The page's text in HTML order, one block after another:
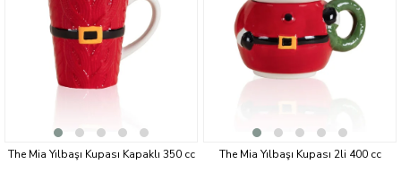
The Mia Yılbaşı Kupası Kapaklı 350 cc The Mia Yılbaşı Kupası 2li 400 cc